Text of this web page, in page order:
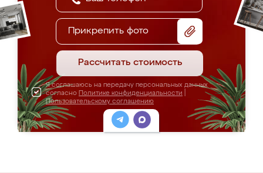
Прикрепить фото
Рассчитать стоимость
Я соглашаюсь на передачу персональных данных
согласно Политике конфиденциальности
Пользовательскому соглашению